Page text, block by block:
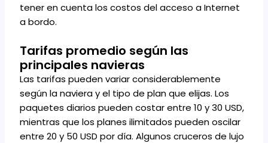
tener en cuenta los costos del acceso a Internet
a bordo.
Tarifas promedio según las
principales navieras
Las tarifas pueden variar considerablemente
según la naviera y el tipo de plan que elijas. Los
paquetes diarios pueden costar entre 10 y 30 USD,
mientras que los planes ilimitados pueden oscilar
entre 20 y 50 USD por día. Algunos cruceros de lujo